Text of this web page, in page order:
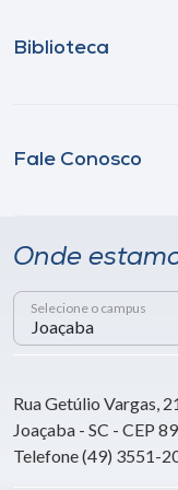
Biblioteca
Fale Conosco
Onde
Selecione o campus
Rua Getúlio Vargas,
Joaçaba - SC - CEP
Telefone (49) 3551-